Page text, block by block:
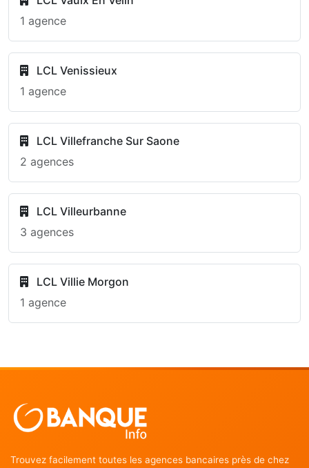
1 agence
LCL Venissieux
1 agence
LCL Villefranche Sur Saone
2 agences
LCL Villeurbanne
3 agences
LCL Villie Morgon
1 agence
Trouvez facilement toutes les agences bancaires près de chez